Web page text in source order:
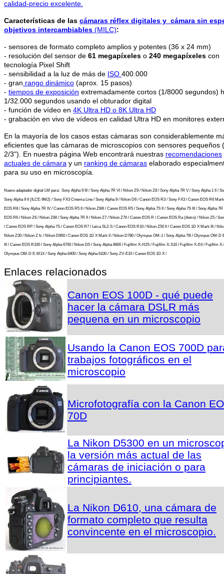
calidad-precio excelente.
Características de las cámaras réflex digitales y cámara sin
objetivos intercambiables (MILC):
- sensores de formato completo amplios y potentes (36 x 24 mm)
- resolución del sensor de 61 megapíxeles o 240 megapíxeles con
tecnología Pixel Shift
- sensibilidad a la luz de más de ISO 400.000
- gran rango dinámico (aprox. 15 pasos)
- tiempos de exposición extremadamente cortos (1/8000 segundos)
1/32.000 segundos usando el obturador digital
- función de vídeo en 4K Ultra HD o 8K Ultra HD
- grabación en vivo de vídeos en calidad Ultra HD en monitores
En la mayoría de los casos estas cámaras son considerablemente
eficientes que las cámaras de microscopios con sensores pequeños
2/3"). En nuestra página Web encontrará nuestras recomendaciones
actuales de cámara y un ranking de cámaras elaborado
para su uso en microscopía.
Nuevo adaptador digital LM para: Sony Alpha 9 III / Sony Alpha 7R VI / Nikon Z9 / Nikon Z8 / Sony Alpha 7R V / Sony Alpha 1 II /
Sony Alpha 9 II (ILCE-9M2) / Sony FX3 Cinema Line / Sony Alpha 9 / Nikon D6 / Canon EOS R3 / Sony FX3 / Canon EOS R6
EOS R8 / Sony Alpha 7R IV / Canon EOS R5 II / Nikon Z6III / Canon EOS R5 / Sony Alpha 7S II / Sony Alpha 7S III / Sony Alpha 7R
EOS R6 / Nikon Z6 / Nikon Z6II / Sony Alpha 7R II / Nikon Z7 / Nikon Z7II / Canon EOS R / Canon EOS Ra (Astro) / Nikon Z5 /
/ Canon EOS RP / Sony Alpha 7S / Canon EOS R7 / Leica SL2-S / Canon EOS R10 / Nikon Z50 II / Canon EOS 1D X Mark III /
Nikon Z30 / Nikon Z fc / Nikon D850 / Canon EOS 1D X Mark II / Nikon D780 / Olympus OM-1 / Sony Alpha 7III / Olympus OM-D
III / Canon EOS R100 / Sony Alpha 6700 / Nikon D5 / Sony Alpha 6600 / Fujifilm X-H2S / Fujifilm X-S10 / Fujifilm X-E4 / Fujifilm
Olympus OM-D E-M1X / Sony Alpha 6400 / Sony Alpha 6100 / Sony ZV-E10 / Canon EOS 1D X /
Enlaces relacionados
Canon EOS 100D - qué puede
hacer la cámara DSLR más
pequena en un microscopio
Usando la Canon EOS 700D
trabajos fotográficos en el
microscopio
Microfotografía con la Canon
70D
La Nikon D5300 en un
la versión más actual de las
cámaras de iniciación o para
principiantes.
La Nikon D610, una cámara de
formato completo que resulta
convincente en el microscopio.